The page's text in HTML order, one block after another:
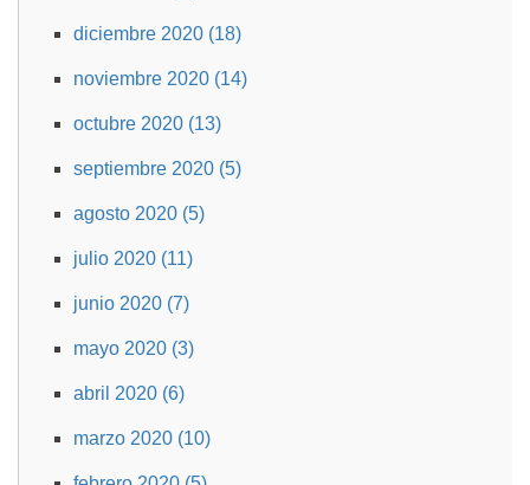
diciembre 2020 (18)
noviembre 2020 (14)
octubre 2020 (13)
septiembre 2020 (5)
agosto 2020 (5)
julio 2020 (11)
junio 2020 (7)
mayo 2020 (3)
abril 2020 (6)
marzo 2020 (10)